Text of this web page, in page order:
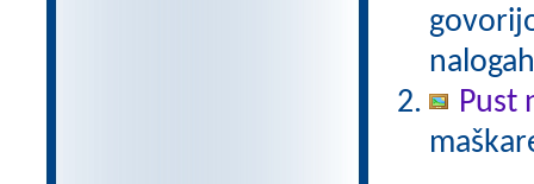
Pust